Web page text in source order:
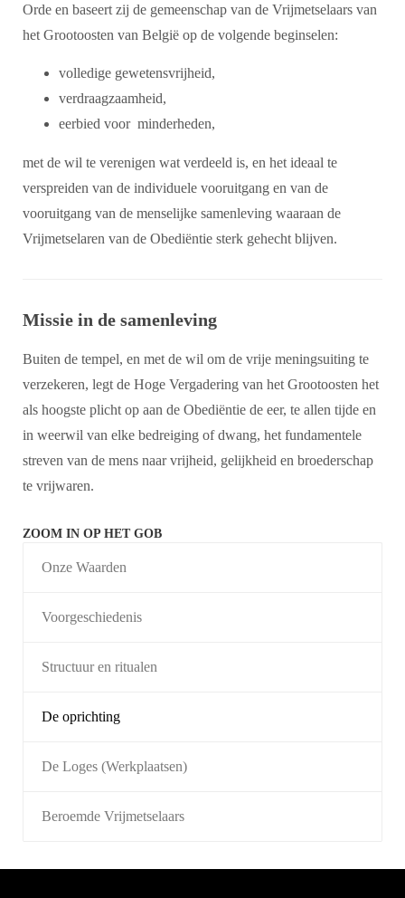
Orde en baseert zij de gemeenschap van de Vrijmetselaars van
het Grootoosten van België op de volgende beginselen:
volledige gewetensvrijheid,
verdraagzaamheid,
eerbied voor minderheden,
met de wil te verenigen wat verdeeld is, en het ideaal te
verspreiden van de individuele vooruitgang en van de
vooruitgang van de menselijke samenleving waaraan de
Vrijmetselaren van de Obediëntie sterk gehecht blijven.
Missie in de samenleving
Buiten de tempel, en met de wil om de vrije meningsuiting te
verzekeren, legt de Hoge Vergadering van het Grootoosten het
als hoogste plicht op aan de Obediëntie de eer, te allen tijde en
in weerwil van elke bedreiging of dwang, het fundamentele
streven van de mens naar vrijheid, gelijkheid en broederschap
te vrijwaren.
ZOOM IN OP HET GOB
Onze Waarden
Voorgeschiedenis
Structuur en ritualen
De oprichting
De Loges (Werkplaatsen)
Beroemde Vrijmetselaars